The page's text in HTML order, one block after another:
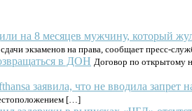
на 8 месяцев мужчину, который
экзаменов на права, сообщает пресс-
в ДОН Договор по открытому
заявила, что не вводила запрет
[…]